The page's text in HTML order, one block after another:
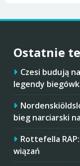
Ostatnie
Czesi budują
legendy
bieg narciarski
Rottefella
wiązań